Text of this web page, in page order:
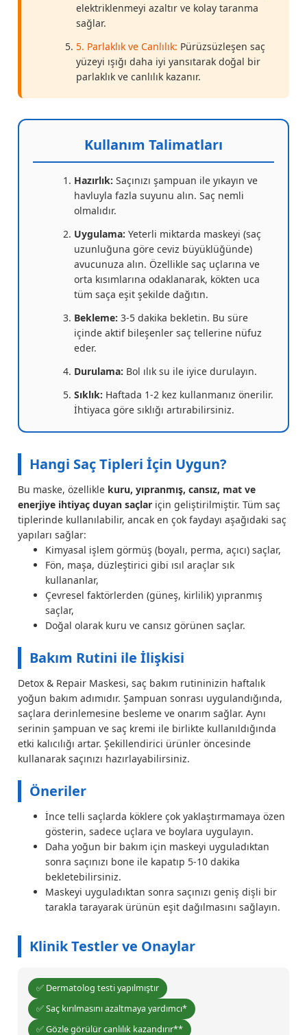
elektriklenmeyi azaltır ve kolay taranma
sağlar.
5. Parlaklık ve Canlılık: Pürüzsüzleşen saç
yüzeyi ışığı daha iyi yansıtarak doğal bir
parlaklık ve canlılık kazanır.
Kullanım Talimatları
Hazırlık: Saçınızı şampuan ile yıkayın ve
havluyla fazla suyunu alın. Saç nemli
olmalıdır.
Uygulama: Yeterli miktarda maskeyi (saç
uzunluğuna göre ceviz büyüklüğünde)
avucunuza alın. Özellikle saç uçlarına ve
orta kısımlarına odaklanarak, kökten uca
tüm saça eşit şekilde dağıtın.
Bekleme: 3-5 dakika bekletin. Bu süre
içinde aktif bileşenler saç tellerine nüfuz
eder.
Durulama: Bol ılık su ile iyice durulayın.
Sıklık: Haftada 1-2 kez kullanmanız önerilir.
İhtiyaca göre sıklığı artırabilirsiniz.
Hangi Saç Tipleri İçin Uygun?
Bu maske, özellikle kuru, yıpranmış, cansız, mat ve
enerjiye ihtiyaç duyan saçlar için geliştirilmiştir. Tüm saç
tiplerinde kullanılabilir, ancak en çok faydayı aşağıdaki saç
yapıları sağlar:
Kimyasal işlem görmüş (boyalı, perma, açıcı) saçlar,
Fön, maşa, düzleştirici gibi ısıl araçlar sık
kullananlar,
Çevresel faktörlerden (güneş, kirlilik) yıpranmış
saçlar,
Doğal olarak kuru ve cansız görünen saçlar.
Bakım Rutini ile İlişkisi
Detox & Repair Maskesi, saç bakım rutininizin haftalık
yoğun bakım adımıdır. Şampuan sonrası uygulandığında,
saçlara derinlemesine besleme ve onarım sağlar. Aynı
serinin şampuan ve saç kremi ile birlikte kullanıldığında
etki kalıcılığı artar. Şekillendirici ürünler öncesinde
kullanarak saçınızı hazırlayabilirsiniz.
Öneriler
İnce telli saçlarda köklere çok yaklaştırmamaya özen
gösterin, sadece uçlara ve boylara uygulayın.
Daha yoğun bir bakım için maskeyi uyguladıktan
sonra saçınızı bone ile kapatıp 5-10 dakika
bekletebilirsiniz.
Maskeyi uyguladıktan sonra saçınızı geniş dişli bir
tarakla tarayarak ürünün eşit dağılmasını sağlayın.
Klinik Testler ve Onaylar
✅ Dermatolog testi yapılmıştır
✅ Saç kırılmasını azaltmaya yardımcı*
✅ Gözle görülür canlılık kazandırır**